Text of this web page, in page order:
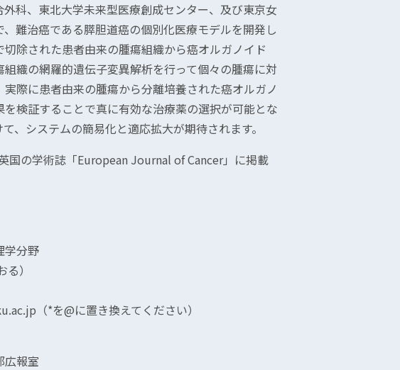
科、東北大学未来型医療創成センター、及び東京女
難治癌である膵胆道癌の個別化医療モデルを開発し
除された患者由来の腫瘍組織から癌オルガノイド
組織の網羅的遺伝子変異解析を行って個々の腫瘍に対
際に患者由来の腫瘍から分離培養された癌オルガノ
検証することで真に有効な治療薬の選択が可能とな
、システムの簡易化と適応拡大が期待されます。
国の学術誌「European Journal of Cancer」に掲載
学分野
）
（*を@に置き換えてください）
広報室